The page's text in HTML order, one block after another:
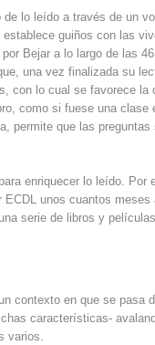
lo leído a través de un
guiños con las
Bejar a lo largo de las
una vez finalizada su
con lo cual se favorece la
como si fuese una clase
permite que las preguntas
enriquecer lo leído. Por
ECDL unos cuantos meses
serie de libros y
contexto en que se pasa
características-
varios.